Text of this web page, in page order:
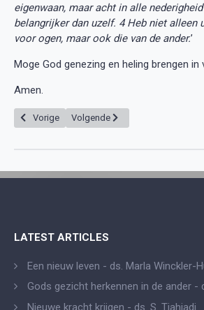
eigenwaan, maar acht in alle
belangrijker dan uzelf. 4 Heb niet alleen
voor ogen, maar ook die van de ander.’
Moge God genezing en heling brengen in
Amen.
Vorig artikel: Maak geen zorgen, God
Vorige Volgende artikel: Jezus
Volgende
LATEST ARTICLES
Een nieuw leven - ds. Marla Winckler-
Gods gezicht herkennen in de ander -
Nieuwe kracht krijgen - ds. S. Tjahjadi